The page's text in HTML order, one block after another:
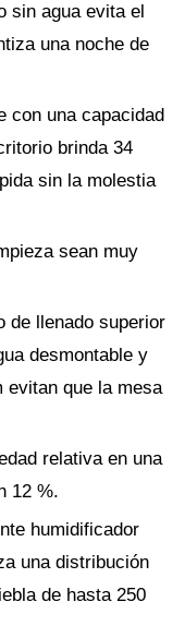
sin agua evita el
una noche de
con una capacidad
brinda 34
sin la molestia
sean muy
de llenado superior
desmontable y
evitan que la mesa
relativa en una
12 %.
humidificador
una distribución
de hasta 250